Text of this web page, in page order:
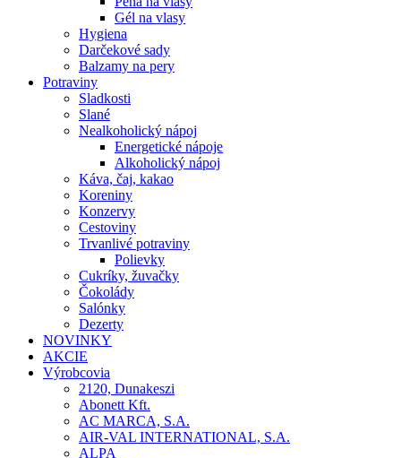
Gél na vlasy
Hygiena
Darčekové sady
Balzamy na pery
Potraviny
Sladkosti
Slané
Nealkoholický nápoj
Energetické nápoje
Alkoholický nápoj
Káva, čaj, kakao
Koreniny
Konzervy
Cestoviny
Trvanlivé potraviny
Polievky
Cukríky, žuvačky
Čokolády
Salónky
Dezerty
NOVINKY
AKCIE
Výrobcovia
2120, Dunakeszi
Abonett Kft.
AC MARCA, S.A.
AIR-VAL INTERNATIONAL, S.A.
ALPA